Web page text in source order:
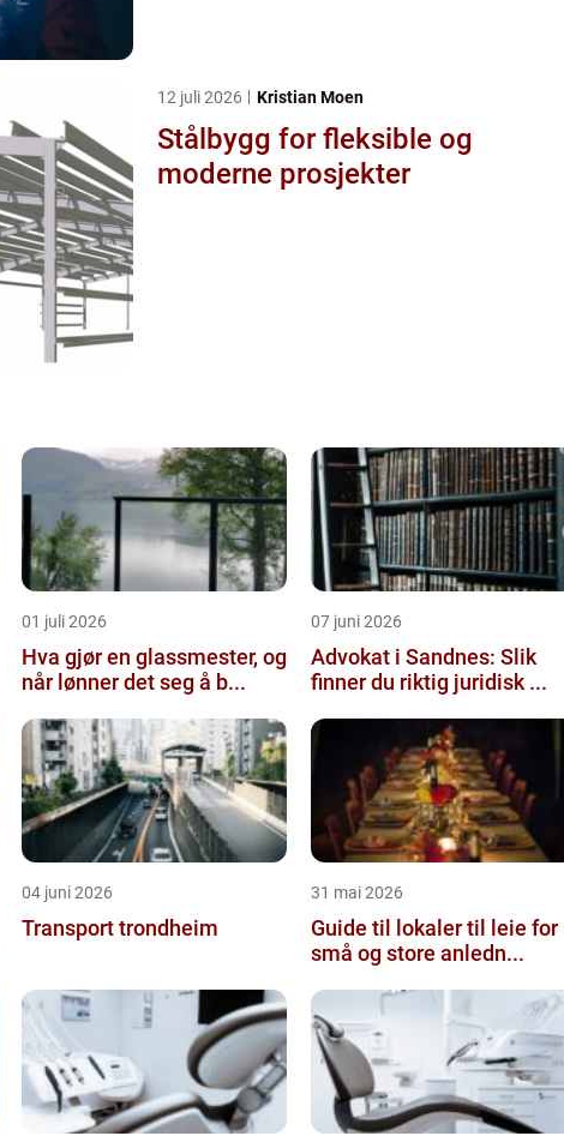
12 juli 2026 Kristian Moen
Stålbygg for fleksible og
moderne prosjekter
01 juli 2026
Hva gjør en glassmester, og
når lønner det seg å b...
07 juni 2026
Advokat i Sandnes: Slik
finner du riktig juridisk ...
04 juni 2026
Transport trondheim
31 mai 2026
Guide til lokaler til leie for
små og store anledn...